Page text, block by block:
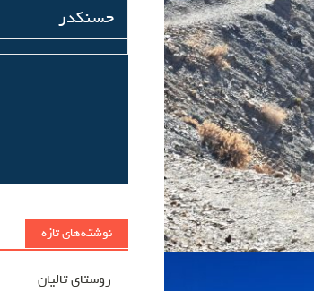
حسنکدر
نوشته‌های تازه
روستای تالیان